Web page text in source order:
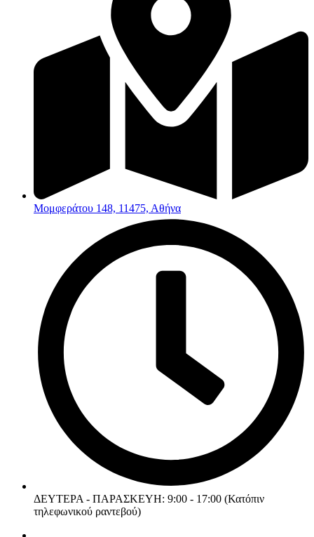
Μομφεράτου 148, 11475, Αθήνα
ΔΕΥΤΕΡΑ - ΠΑΡΑΣΚΕΥΗ: 9:00 - 17:00 (Κατόπιν
τηλεφωνικού ραντεβού)